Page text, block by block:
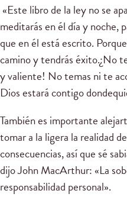
«Este libro de la ley no se
meditarás en él día y noche,
que en él está escrito.
camino y tendrás éxito.¿No
y valiente! No temas ni te
Dios estará contigo
También es importante
tomar a la ligera la realidad
consecuencias, así que sé
dijo John MacArthur: «La
responsabilidad personal».